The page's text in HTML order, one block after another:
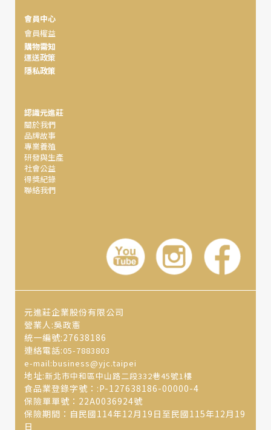
桃木燻嫩鴨
也能保護家人與同事好友。
換個角度想想，
不少常溫商品也有推出美味食品或保健補充品可參考，一樣能
維持體力和健康，
也兼顧了美味，寄送上，也不會有延遲與保存上的疑慮。
會員中心
會員權益
購物需知
運送政策
隱私政策
認識元進莊
關於我們
品牌故事
專業養殖
研發與生產
社會公益
得獎紀錄
聯絡我們
元進莊企業股份有限公司
營業人:吳政憲
統一編號:27638186
連絡電話:05-7883803
e-mail:business@yjc.taipei
地址:新北市中和區中山路二段332巷45號1樓
食品業登錄字號：:P-127638186-00000-4
保險單單號：22A0036924號
保險期間：自民國114年12月19日至民國115年12月19
日